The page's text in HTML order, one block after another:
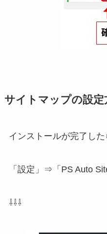
サイトマップの設定
インストールが完了し
「設定」⇒「PS Auto
⇩⇩⇩